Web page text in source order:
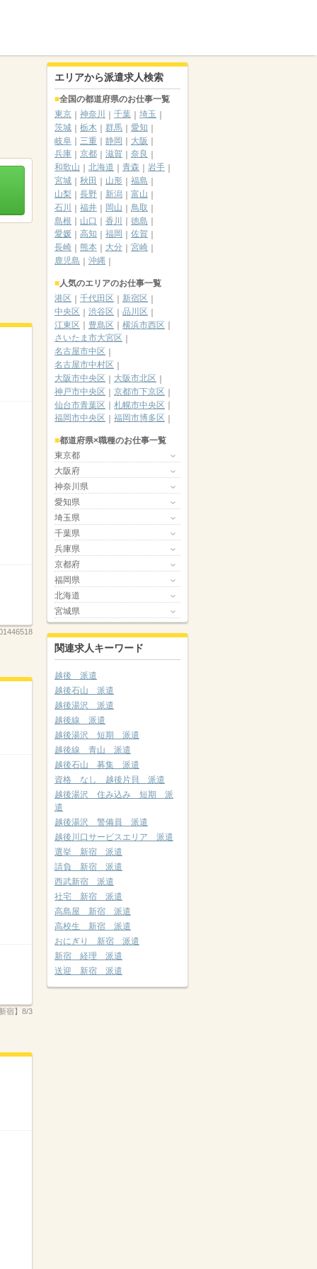
宿】8/3
エリアから派遣求人検索
全国の都道府県のお仕事一覧
東京
神奈川 千葉
埼玉
茨城
栃木 群馬
愛知
岐阜
三重 静岡
大阪
兵庫
京都 滋賀
奈良
和歌山
北海道 青森
岩手
宮城
秋田 山形
福島
山梨
長野 新潟
富山
石川
福井 岡山
鳥取
島根
山口 香川
徳島
愛媛
高知 福岡
佐賀
長崎
熊本 大分
宮崎
鹿児島
沖縄
人気のエリアのお仕事一覧
港区
千代田区
新宿区
中央区
渋谷区
品川区
江東区
豊島区
横浜市西区
さいたま市大宮区
名古屋市中区
名古屋市中村区
大阪市中央区
大阪市北区
神戸市中央区
京都市下京区
仙台市青葉区
札幌市中央区
福岡市中央区
福岡市博多区
都道府県×職種のお仕事一覧
東京都
大阪府
神奈川県
愛知県
埼玉県
千葉県
兵庫県
京都府
福岡県
北海道
宮城県
関連求人キーワード
越後 派遣
越後石山 派遣
越後湯沢 派遣
越後線 派遣
越後湯沢 短期 派遣
越後線 青山 派遣
越後石山 募集 派遣
資格 なし 越後片貝 派遣
越後湯沢 住み込み 短期 派
遣
越後湯沢 警備員 派遣
越後川口サービスエリア 派遣
選挙 新宿 派遣
請負 新宿 派遣
西武新宿 派遣
社宅 新宿 派遣
高島屋 新宿 派遣
高校生 新宿 派遣
おにぎり 新宿 派遣
新宿 経理 派遣
送迎 新宿 派遣